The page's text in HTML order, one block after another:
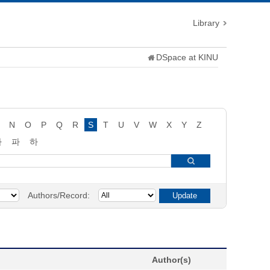
Library
DSpace at KINU
N O P Q R S T U V W X Y
Z
파
하
Authors/Record:
Author(s)